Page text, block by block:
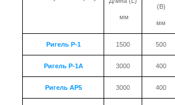
мм
(B)
мм
Ригель Р-1 1500 500
Ригель Р-1А 3000 400
Ригель АР5 3000 400